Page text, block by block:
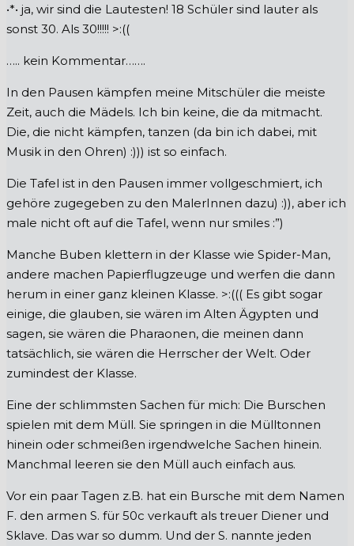
•*• ja, wir sind die Lautesten! 18 Schüler sind lauter als
sonst 30. Als 30!!!!! >:((
….. kein Kommentar…….
In den Pausen kämpfen meine Mitschüler die meiste
Zeit, auch die Mädels. Ich bin keine, die da mitmacht.
Die, die nicht kämpfen, tanzen (da bin ich dabei, mit
Musik in den Ohren) :))) ist so einfach.
Die Tafel ist in den Pausen immer vollgeschmiert, ich
gehöre zugegeben zu den MalerInnen dazu) :)), aber ich
male nicht oft auf die Tafel, wenn nur smiles :”)
Manche Buben klettern in der Klasse wie Spider-Man,
andere machen Papierflugzeuge und werfen die dann
herum in einer ganz kleinen Klasse. >:((( Es gibt sogar
einige, die glauben, sie wären im Alten Ägypten und
sagen, sie wären die Pharaonen, die meinen dann
tatsächlich, sie wären die Herrscher der Welt. Oder
zumindest der Klasse.
Eine der schlimmsten Sachen für mich: Die Burschen
spielen mit dem Müll. Sie springen in die Mülltonnen
hinein oder schmeißen irgendwelche Sachen hinein.
Manchmal leeren sie den Müll auch einfach aus.
Vor ein paar Tagen z.B. hat ein Bursche mit dem Namen
F. den armen S. für 50c verkauft als treuer Diener und
Sklave. Das war so dumm. Und der S. nannte jeden